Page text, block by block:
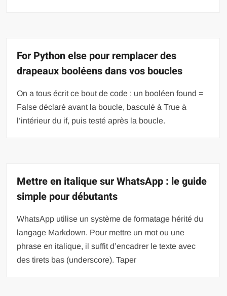
For Python else pour remplacer des
drapeaux booléens dans vos boucles
On a tous écrit ce bout de code : un booléen found =
False déclaré avant la boucle, basculé à True à
l’intérieur du if, puis testé après la boucle.
Mettre en italique sur WhatsApp : le guide
simple pour débutants
WhatsApp utilise un système de formatage hérité du
langage Markdown. Pour mettre un mot ou une
phrase en italique, il suffit d’encadrer le texte avec
des tirets bas (underscore). Taper